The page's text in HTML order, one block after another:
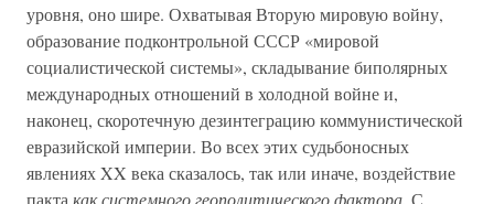
уровня, оно шире. Охватывая Вторую мировую войну,
образование подконтрольной СССР «мировой
социалистической системы», складывание биполярных
международных отношений в холодной войне и,
наконец, скоротечную дезинтеграцию коммунистической
евразийской империи. Во всех этих судьбоносных
явлениях XX века сказалось, так или иначе, воздействие
пакта как системного геополитического фактора. С